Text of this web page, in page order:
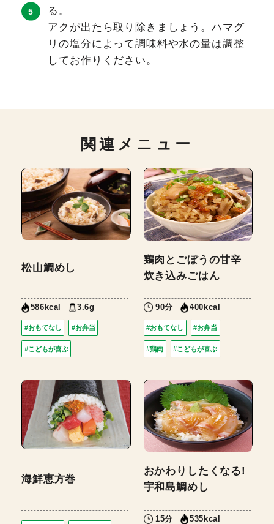
る。
アクが出たら取り除きましょう。ハマグ
リの塩分によって調味料や水の量は調整
してお作りください。
関連メニュー
松山鯛めし
586kcal 3.6g
#おもてなし #お弁当
#こどもが喜ぶ
鶏肉とごぼうの甘辛
炊き込みごはん
90分 400kcal
#おもてなし #お弁当
#鶏肉 #こどもが喜ぶ
海鮮恵方巻
おかわりしたくなる!
宇和島鯛めし
15分 535kcal